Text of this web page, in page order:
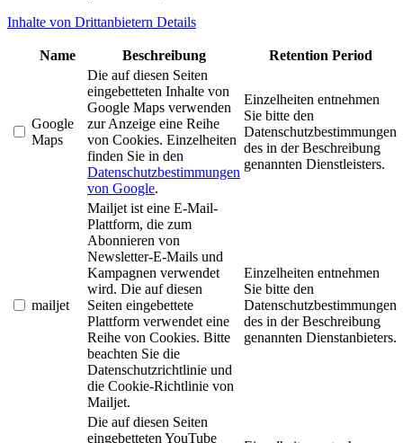
Inhalte von Drittanbietern Details
Name Beschreibung Retention Period
Google
Maps
Die auf diesen Seiten
eingebetteten Inhalte von
Google Maps verwenden
zur Anzeige eine Reihe
von Cookies. Einzelheiten
finden Sie in den
Datenschutzbestimmungen
von Google.
Einzelheiten entnehmen
Sie bitte den
Datenschutzbestimmungen
des in der Beschreibung
genannten Dienstleisters.
mailjet
Mailjet ist eine E-Mail-
Plattform, die zum
Abonnieren von
Newsletter-E-Mails und
Kampagnen verwendet
wird. Die auf diesen
Seiten eingebettete
Plattform verwendet eine
Reihe von Cookies. Bitte
beachten Sie die
Datenschutzrichtlinie und
die Cookie-Richtlinie von
Mailjet.
Einzelheiten entnehmen
Sie bitte den
Datenschutzbestimmungen
des in der Beschreibung
genannten Dienstanbieters.
Die auf diesen Seiten
eingebetteten YouTube